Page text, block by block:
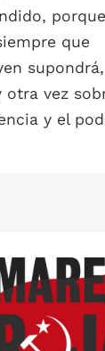
que
vez
y el